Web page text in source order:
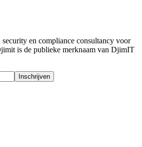
security en compliance consultancy voor
is de publieke merknaam van DjimIT
Inschrijven